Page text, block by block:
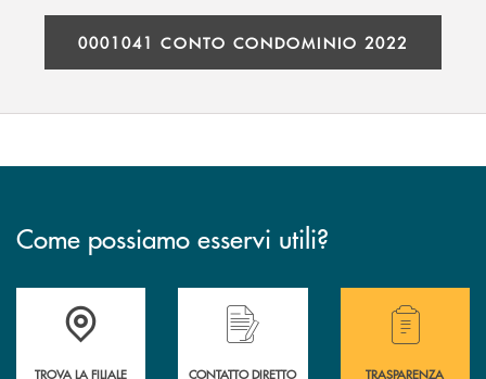
0001041 CONTO CONDOMINIO 2022
Come possiamo esservi utili?
Accedi all' elenco completo delle filiali .
TROVA LA FILIALE CONTATTO DIRETTO
Hai bisogno di
TRASPARENZA